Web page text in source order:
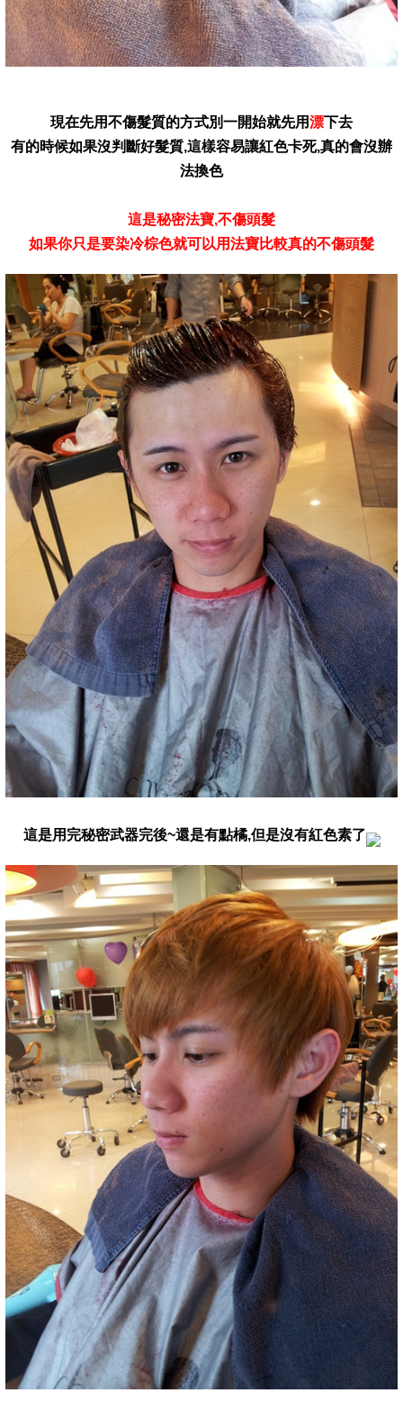
現在先用不傷髮質的方式別一開始就先用漂下去
有的時候如果沒判斷好髮質,這樣容易讓紅色卡死,真的會沒辦
法換色
這是秘密法寶,不傷頭髮
如果你只是要染冷棕色就可以用法寶比較真的不傷頭髮
這是用完秘密武器完後~還是有點橘,但是沒有紅色素了